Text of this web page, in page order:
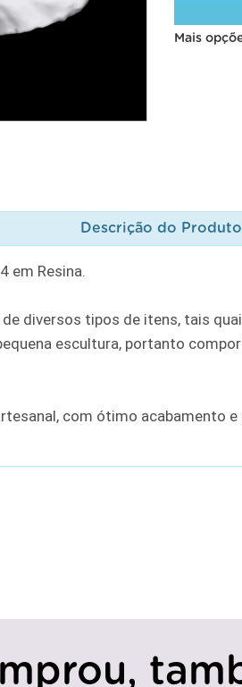
Mais
Descrição do Produto
em Resina.
diversos tipos de itens, tais
escultura, portanto
com ótimo acabamento